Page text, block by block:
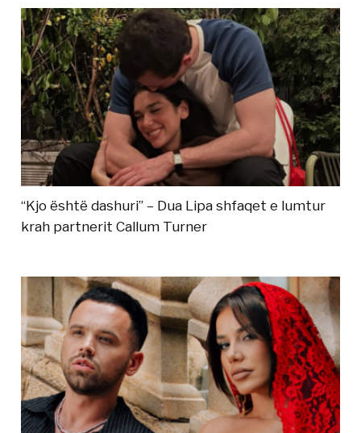
“Kjo është dashuri” – Dua Lipa shfaqet e lumtur
krah partnerit Callum Turner